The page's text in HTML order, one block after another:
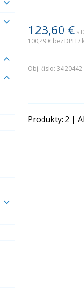
123,60 € s
100,49 € bez DPH /
Obj. čislo: 34I20442
Produkty: 2 |